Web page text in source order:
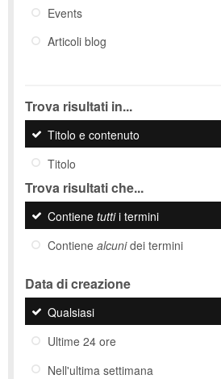
Events
Articoli blog
Trova risultati in...
Titolo e contenuto
Titolo
Trova risultati che...
Contiene tuttii termini
Contiene alcunidei termini
Data di creazione
Qualsiasi
Ultime 24 ore
Nell'ultima settimana